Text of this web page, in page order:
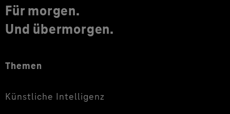
Für morgen.
Und übermorgen.
Themen
Künstliche Intelligenz